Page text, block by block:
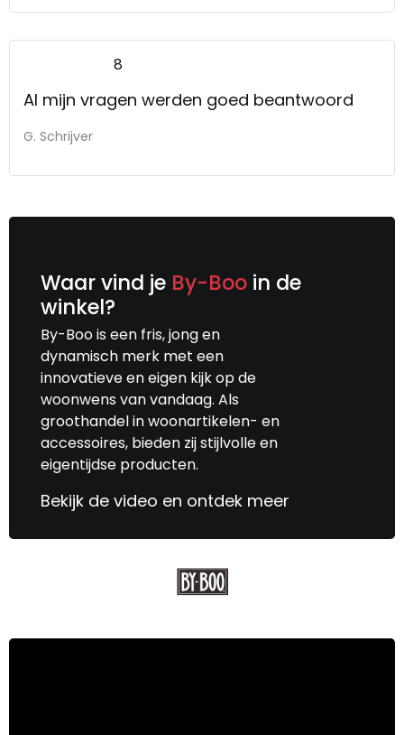
8
Al mijn vragen werden goed beantwoord
G. Schrijver
Waar vind je By-Boo in de
winkel?
By-Boo is een fris, jong en
dynamisch merk met een
innovatieve en eigen kijk op de
woonwens van vandaag. Als
groothandel in woonartikelen- en
accessoires, bieden zij stijlvolle en
eigentijdse producten.
Bekijk de video en ontdek meer